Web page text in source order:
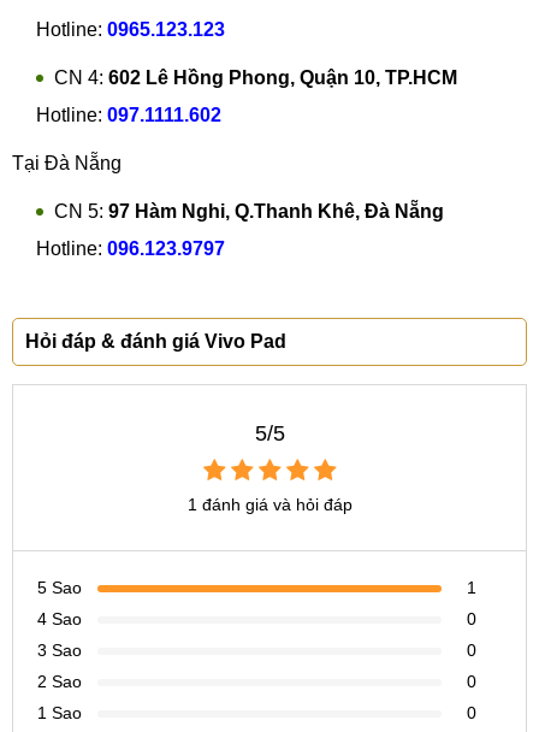
Hotline: 0965.123.123
CN 4: 602 Lê Hồng Phong, Quận 10, TP.HCM
Hotline: 097.1111.602
Tại Đà Nẵng
CN 5: 97 Hàm Nghi, Q.Thanh Khê, Đà Nẵng
Hotline: 096.123.9797
Hỏi đáp & đánh giá Vivo Pad
5/5
1 đánh giá và hỏi đáp
5 Sao
1
4 Sao
0
3 Sao
0
2 Sao
0
1 Sao
0